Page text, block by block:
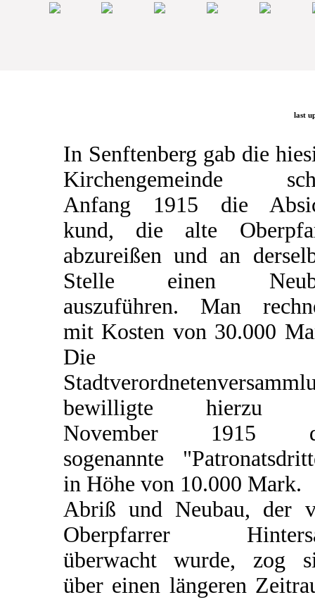
last
In Senftenberg gab die
Kirchengemeinde
Anfang 1915 die
kund, die alte
abzureißen und an
Stelle einen
auszuführen. Man
mit Kosten von 30.000
Die
bewilligte hierzu
November 1915
sogenannte
in Höhe von 10.000 Mark.
Abriß und Neubau, der
Oberpfarrer
überwacht wurde, zog
über einen längeren